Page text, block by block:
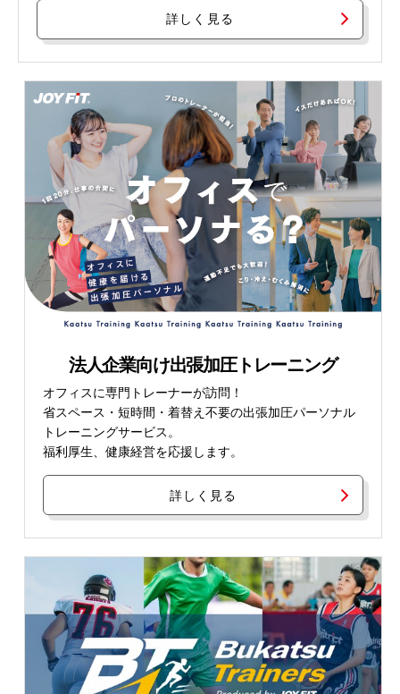
詳しく見る
法人企業向け出張加圧トレーニング
オフィスに専門トレーナーが訪問！
省スペース・短時間・着替え不要の出張加圧パーソナル
トレーニングサービス。
福利厚生、健康経営を応援します。
詳しく見る